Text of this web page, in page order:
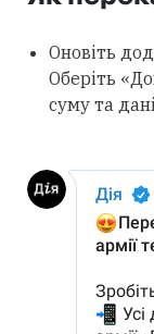
Оновіть
Оберіть
суму та